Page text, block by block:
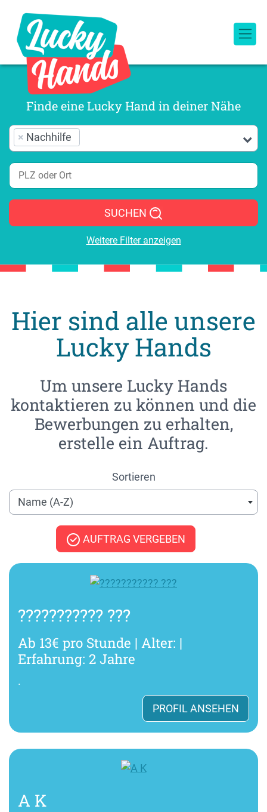
Finde eine Lucky Hand in deiner Nähe
× Nachhilfe
SUCHEN
Weitere Filter anzeigen
Hier sind alle unsere
Lucky Hands
Um unsere Lucky Hands
kontaktieren zu können und die
Bewerbungen zu erhalten,
erstelle ein Auftrag.
Sortieren
Name (A-Z)
AUFTRAG VERGEBEN
??????????? ???
Ab 13€ pro Stunde | Alter: |
Erfahrung: 2 Jahre
.
PROFIL ANSEHEN
A K